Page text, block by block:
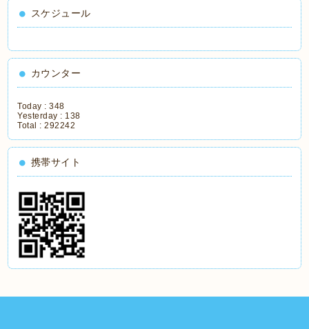
スケジュール
カウンター
Today :348
Yesterday : 138
Total :292242
携帯サイト